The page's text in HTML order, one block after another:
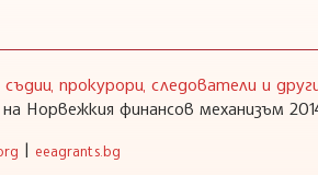
съдии, прокурори, следователи и
Норвежкия финансов механизъм
| eeagrants.bg